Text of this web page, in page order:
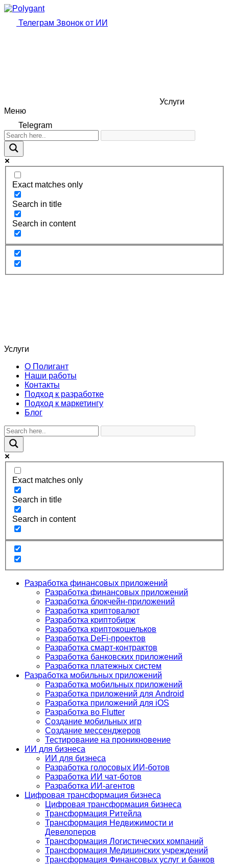
Телеграм Звонок от ИИ
Услуги
Меню
Telegram
Exact matches only
Search in title
Search in content
Услуги
О Полигант
Наши работы
Контакты
Подход к разработке
Подход к маркетингу
Блог
Exact matches only
Search in title
Search in content
Разработка финансовых приложений
Разработка финансовых приложений
Разработка блокчейн-приложений
Разработка криптовалют
Разработка криптобирж
Разработка криптокошельков
Разработка DeFi-проектов
Разработка смарт-контрактов
Разработка банковских приложений
Разработка платежных систем
Разработка мобильных приложений
Разработка мобильных приложений
Разработка приложений для Android
Разработка приложений для iOS
Разработка во Flutter
Создание мобильных игр
Создание мессенджеров
Тестирование на проникновение
ИИ для бизнеса
ИИ для бизнеса
Разработка голосовых ИИ-ботов
Разработка ИИ чат-ботов
Разработка ИИ-агентов
Цифровая трансформация бизнеса
Цифровая трансформация бизнеса
Трансформация Ритейла
Трансформация Недвижимости и
Девелоперов
Трансформация Логистических компаний
Трансформация Медицинских учреждений
Трансформация Финансовых услуг и банков